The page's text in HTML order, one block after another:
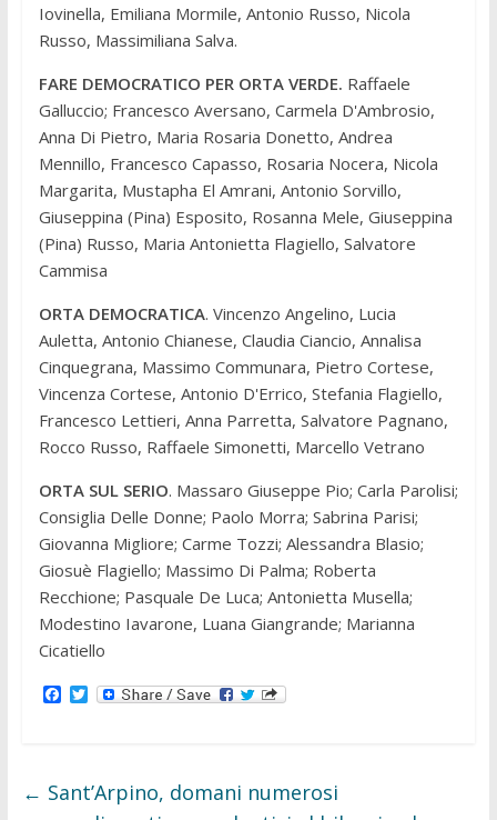
Iovinella, Emiliana Mormile, Antonio Russo, Nicola
Russo, Massimiliana Salva.
FARE DEMOCRATICO PER ORTA VERDE. Raffaele
Galluccio; Francesco Aversano, Carmela D'Ambrosio,
Anna Di Pietro, Maria Rosaria Donetto, Andrea
Mennillo, Francesco Capasso, Rosaria Nocera, Nicola
Margarita, Mustapha El Amrani, Antonio Sorvillo,
Giuseppina (Pina) Esposito, Rosanna Mele, Giuseppina
(Pina) Russo, Maria Antonietta Flagiello, Salvatore
Cammisa
ORTA DEMOCRATICA. Vincenzo Angelino, Lucia
Auletta, Antonio Chianese, Claudia Ciancio, Annalisa
Cinquegrana, Massimo Communara, Pietro Cortese,
Vincenza Cortese, Antonio D'Errico, Stefania Flagiello,
Francesco Lettieri, Anna Parretta, Salvatore Pagnano,
Rocco Russo, Raffaele Simonetti, Marcello Vetrano
ORTA SUL SERIO. Massaro Giuseppe Pio; Carla Parolisi;
Consiglia Delle Donne; Paolo Morra; Sabrina Parisi;
Giovanna Migliore; Carme Tozzi; Alessandra Blasio;
Giosuè Flagiello; Massimo Di Palma; Roberta
Recchione; Pasquale De Luca; Antonietta Musella;
Modestino Iavarone, Luana Giangrande; Marianna
Cicatiello
F
o
o
T
e
r
← Sant’Arpino, domani numerosi